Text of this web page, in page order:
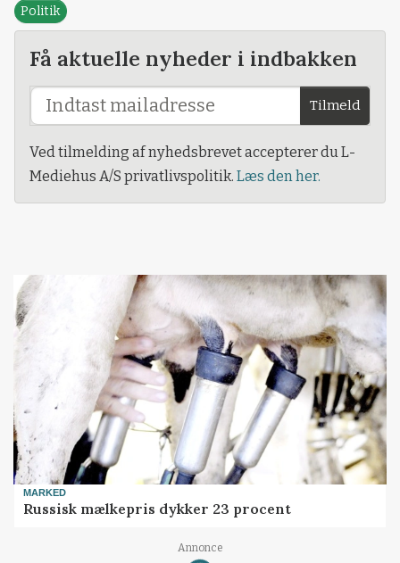
Politik
Få aktuelle nyheder i indbakken
Tilmeld
Ved tilmelding af nyhedsbrevet accepterer du L-
Mediehus A/S privatlivspolitik. Læs den her.
MARKED
Russisk mælkepris dykker 23 procent
Annonce